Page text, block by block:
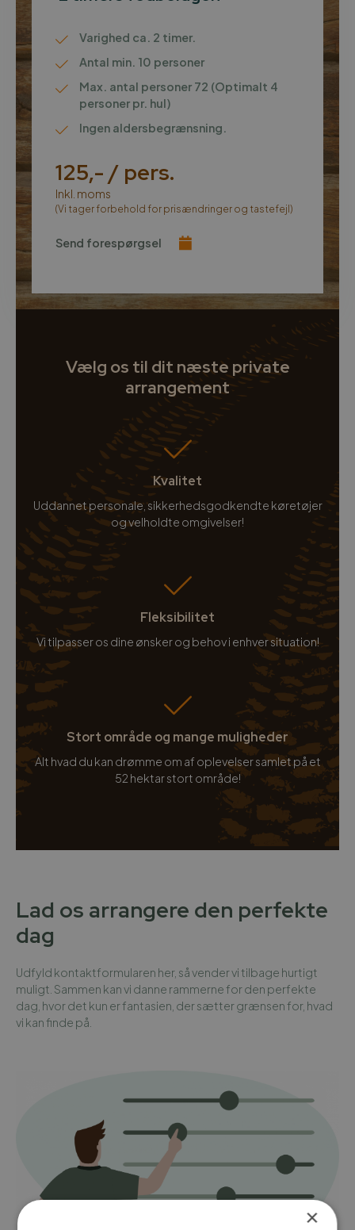
Varighed ca. 2 timer.
Antal min. 10 personer
Max. antal personer 72 (Optimalt 4
personer pr. hul)
Ingen aldersbegrænsning.
125,- / pers.
Inkl. moms
(Vi tager forbehold for prisændringer og tastefejl)
Send forespørgsel
Vælg os til dit næste private
arrangement
Kvalitet
Uddannet personale, sikkerhedsgodkendte køretøjer
og velholdte omgivelser!
Fleksibilitet
Vi tilpasser os dine ønsker og behov i enhver situation!
Stort område og mange muligheder
Alt hvad du kan drømme om af oplevelser samlet på et
52 hektar stort område!
Lad os arrangere den perfekte
dag
Udfyld kontaktformularen her, så vender vi tilbage hurtigt
muligt. Sammen kan vi danne rammerne for den perfekte
dag, hvor det kun er fantasien, der sætter grænsen for, hvad
vi kan finde på.
×